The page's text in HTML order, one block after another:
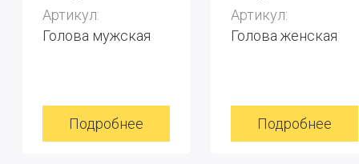
Артикул:
Голова мужская
Подробнее
Артикул:
Голова женская
Подробнее